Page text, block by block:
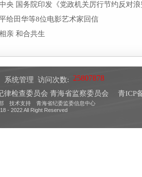
央 国务院印发《党政机关厉行节约反对
给田华等8位电影艺术家回信
亲 和合共生
系统管理 访问次数:
检查委员会 青海省监察委员会
青ICP
技术支持 青海省纪委监委信息中心
- 2022 All Right Reserved